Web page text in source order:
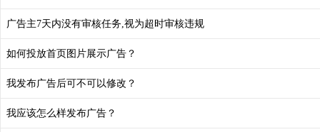
广告主7天内没有审核任务,视为超时审核违规
如何投放首页图片展示广告？
我发布广告后可不可以修改？
我应该怎么样发布广告？